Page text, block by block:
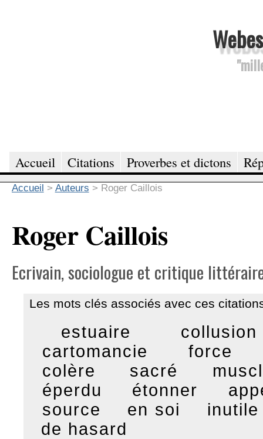
Accueil Citations Proverbes et dictons
Accueil > Auteurs > Roger Caillois
Roger Caillois
Ecrivain, sociologue et critique
Les mots clés associés avec ces
estuaire
collusion
cartomancie
force
colère
sacré
éperdu
étonner
source
en soi
inutile
de hasard